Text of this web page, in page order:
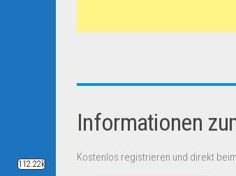
Informationen
Kostenlos registrieren und direkt
112.22k